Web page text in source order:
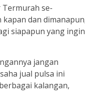
Termurah se-
dan
siapapun yang ingin
jangan
jual pulsa ini
kalangan,